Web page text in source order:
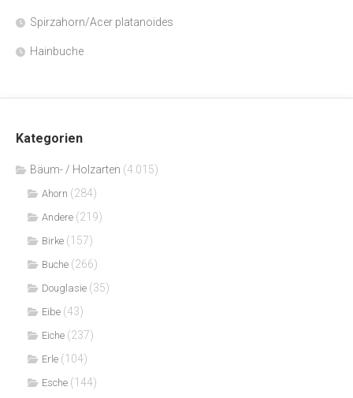
Spirzahorn/Acer platanoides
Hainbuche
Kategorien
Bäum- / Holzarten (4.015)
Ahorn (284)
Andere (219)
Birke (157)
Buche (266)
Douglasie (35)
Eibe (43)
Eiche (237)
Erle (104)
Esche (144)